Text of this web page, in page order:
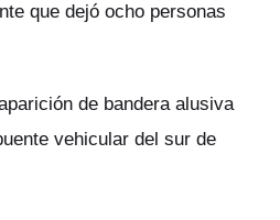
que dejó ocho personas
de bandera alusiva
vehicular del sur de